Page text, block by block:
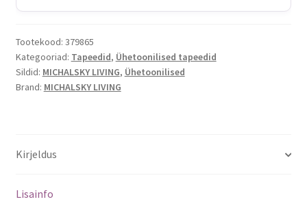
Tootekood: 379865
Kategooriad: Tapeedid, Ühetoonilised tapeedid
Sildid: MICHALSKY LIVING, Ühetoonilised
Brand: MICHALSKY LIVING
Kirjeldus
Lisainfo